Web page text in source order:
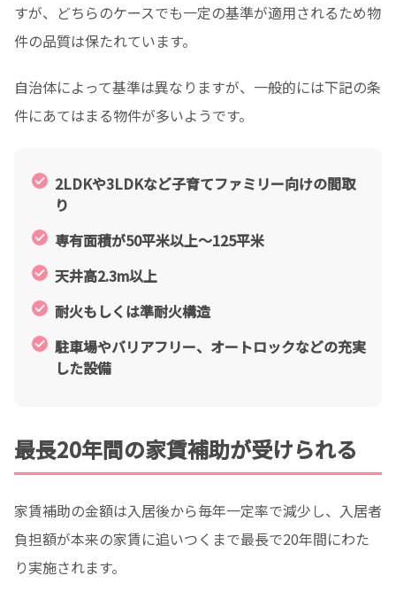
すが、どちらのケースでも一定の基準が適用されるため物
件の品質は保たれています。
自治体によって基準は異なりますが、一般的には下記の条
件にあてはまる物件が多いようです。
2LDKや3LDKなど子育てファミリー向けの間取
り
専有面積が50平米以上～125平米
天井高2.3m以上
耐火もしくは準耐火構造
駐車場やバリアフリー、オートロックなどの充実
した設備
最長20年間の家賃補助が受けられる
家賃補助の金額は入居後から毎年一定率で減少し、入居者
負担額が本来の家賃に追いつくまで最長で20年間にわた
り実施されます。